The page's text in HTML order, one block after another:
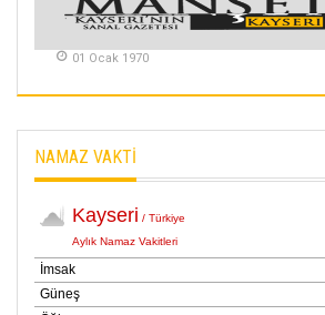
01 Ocak 1970
NAMAZ VAKTİ